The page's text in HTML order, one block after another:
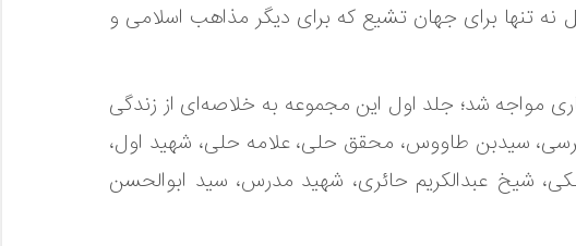
نه تنها برای جهان تشیع که برای دیگر مذاهب اسلامی و
مواجه شد؛ جلد اول این مجموعه به خلاصه‌ای از زندگی
سیدبن طاووس، محقق حلی، علامه حلی، شهید اول،
شیخ عبدالکریم حائری، شهید مدرس، سید ابوالحسن